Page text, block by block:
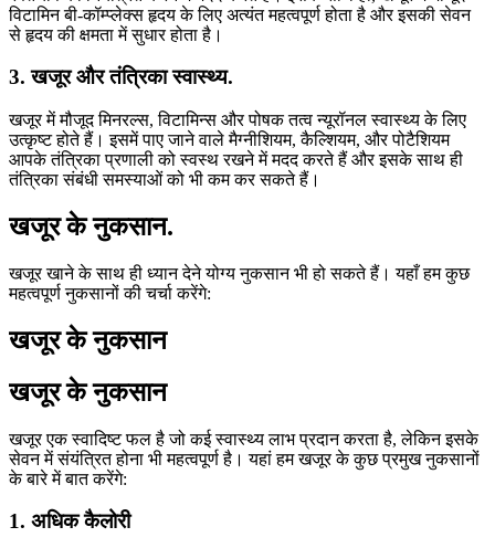
विटामिन बी-कॉम्प्लेक्स हृदय के लिए अत्यंत महत्वपूर्ण होता है और इसकी सेवन
से हृदय की क्षमता में सुधार होता है।
3. खजूर और तंत्रिका स्वास्थ्य.
खजूर में मौजूद मिनरल्स, विटामिन्स और पोषक तत्व न्यूरॉनल स्वास्थ्य के लिए
उत्कृष्ट होते हैं। इसमें पाए जाने वाले मैग्नीशियम, कैल्शियम, और पोटैशियम
आपके तंत्रिका प्रणाली को स्वस्थ रखने में मदद करते हैं और इसके साथ ही
तंत्रिका संबंधी समस्याओं को भी कम कर सकते हैं।
खजूर के नुकसान.
खजूर खाने के साथ ही ध्यान देने योग्य नुकसान भी हो सकते हैं। यहाँ हम कुछ
महत्वपूर्ण नुकसानों की चर्चा करेंगे:
खजूर के नुकसान
खजूर के नुकसान
खजूर एक स्वादिष्ट फल है जो कई स्वास्थ्य लाभ प्रदान करता है, लेकिन इसके
सेवन में संयंत्रित होना भी महत्वपूर्ण है। यहां हम खजूर के कुछ प्रमुख नुकसानों
के बारे में बात करेंगे:
1. अधिक कैलोरी